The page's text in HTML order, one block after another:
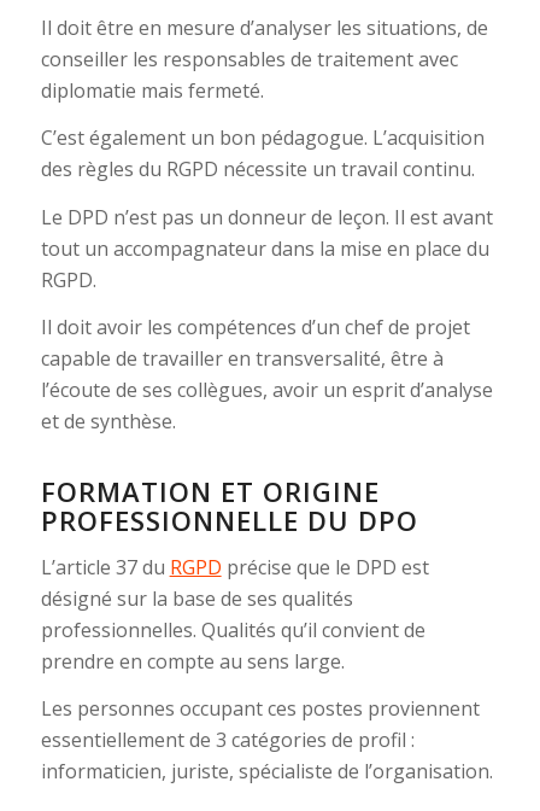
Il doit être en mesure d’analyser les situations, de
conseiller les responsables de traitement avec
diplomatie mais fermeté.
C’est également un bon pédagogue. L’acquisition
des règles du RGPD nécessite un travail continu.
Le DPD n’est pas un donneur de leçon. Il est avant
tout un accompagnateur dans la mise en place du
RGPD.
Il doit avoir les compétences d’un chef de projet
capable de travailler en transversalité, être à
l’écoute de ses collègues, avoir un esprit d’analyse
et de synthèse.
FORMATION ET ORIGINE
PROFESSIONNELLE DU DPO
L’article 37 du RGPD précise que le DPD est
désigné sur la base de ses qualités
professionnelles. Qualités qu’il convient de
prendre en compte au sens large.
Les personnes occupant ces postes proviennent
essentiellement de 3 catégories de profil :
informaticien, juriste, spécialiste de l’organisation.